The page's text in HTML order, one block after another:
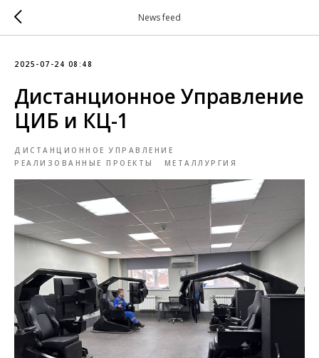
News feed
2025-07-24 08:48
Дистанционное Управление
ЦИБ и КЦ-1
ДИСТАНЦИОННОЕ УПРАВЛЕНИЕ
РЕАЛИЗОВАННЫЕ ПРОЕКТЫ
МЕТАЛЛУРГИЯ